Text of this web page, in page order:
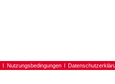
Nutzungsbedingungen